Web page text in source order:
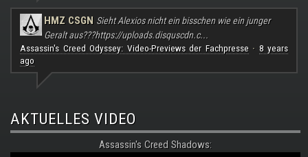
HMZ CSGN Sieht Alexios nicht ein bisschen wie ein junger
Geralt aus???https://uploads.disquscdn.c...
Assassin's Creed Odyssey: Video-Previews der Fachpresse· 8 years
ago
AKTUELLES VIDEO
Assassin's Creed Shadows: